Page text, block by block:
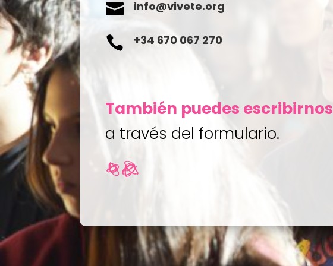
 info@vivete.org
 +34 670 067 270
También puedes escribirnos
a través del formulario.